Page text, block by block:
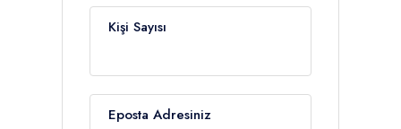
Kişi Sayısı
Eposta Adresiniz